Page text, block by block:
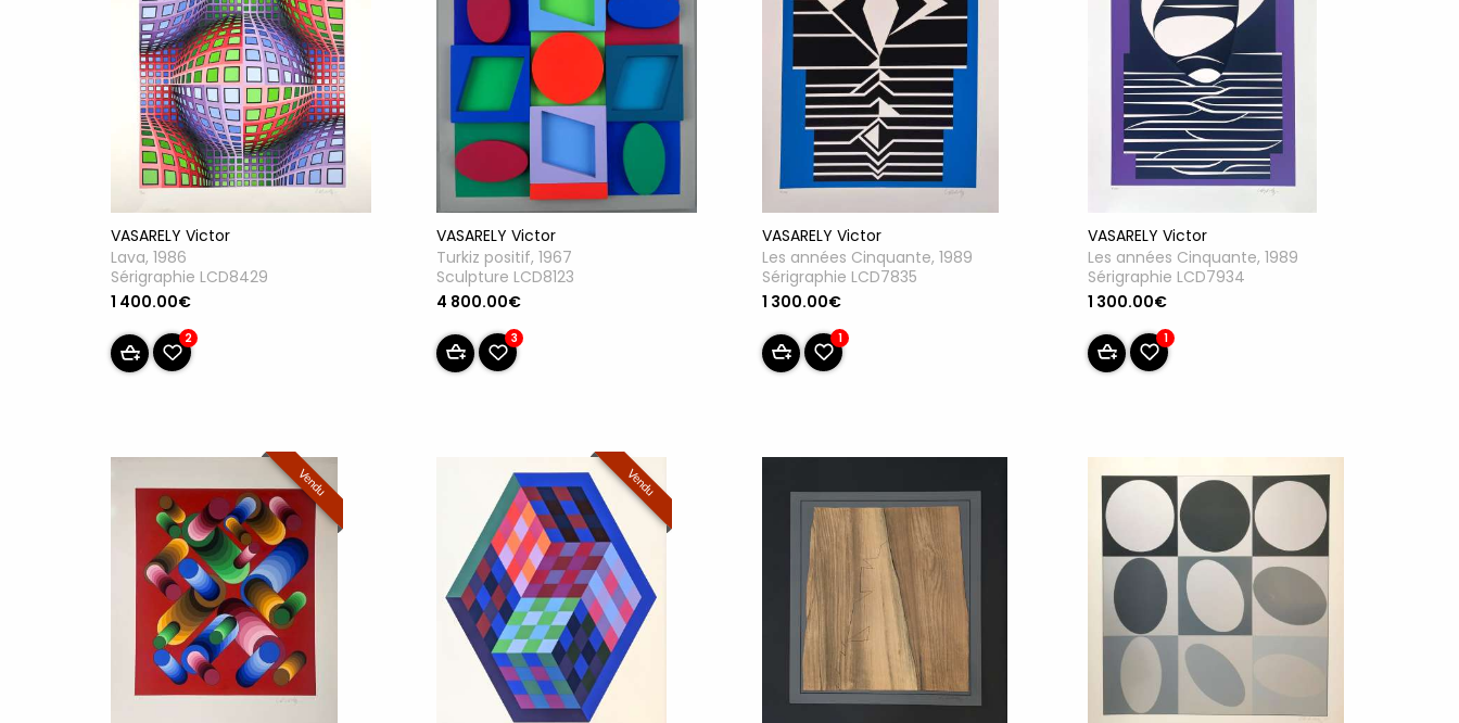
VASARELY Victor
Lava, 1986
Sérigraphie LCD8429
1 400.00€
2
VASARELY Victor
Turkiz positif, 1967
Sculpture LCD8123
4 800.00€
3
VASARELY Victor
Les années Cinquante, 1989
Sérigraphie LCD7835
1 300.00€
1
VASARELY Victor
Les années Cinquante, 1989
Sérigraphie LCD7934
1 300.00€
1
Vendu Vendu